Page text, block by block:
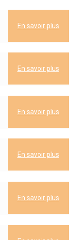
En savoir plus
En savoir plus
En savoir plus
En savoir plus
En savoir plus